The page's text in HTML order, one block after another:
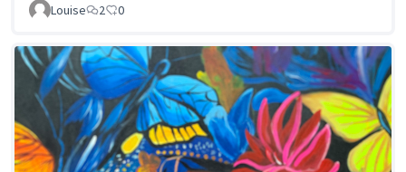
Louise
2 0